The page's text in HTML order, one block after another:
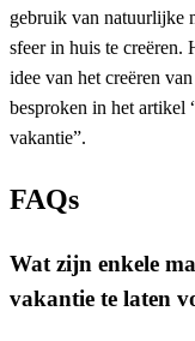
gebruik van natuurlijke
sfeer in huis te creëren.
idee van het creëren
besproken in het artikel
vakantie”.
FAQs
Wat zijn enkele
vakantie te laten